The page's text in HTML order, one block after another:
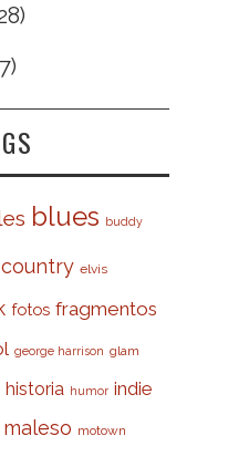
blues buddy
country elvis
fotos fragmentos
george harrison glam
historia humor indie
maleso motown